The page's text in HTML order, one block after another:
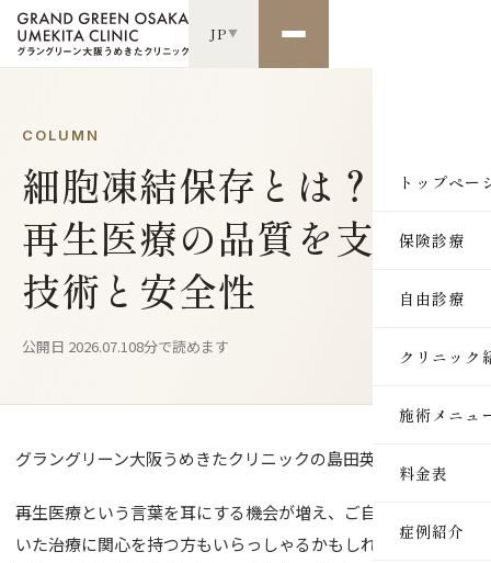
JP▼
トップペー
保険診療
自由診療
クリニック
施術メニュ
SKIN
料金表
症例紹介
COLUMN
細胞凍結保存とは？
再生医療の品質を支える
技術と安全性
公開日 2026.07.108分で読めます
グラングリーン大阪うめきたクリニックの島田英徳です。
再生医療という言葉を耳にする機会が増え、ご自身の細胞を用
いた治療に関心を持つ方もいらっしゃるかもしれません。再生